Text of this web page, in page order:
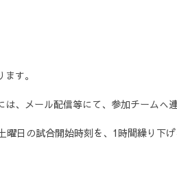
キ
ッ
プ
す。
、メール配信等にて、参加チームへ
日の試合開始時刻を、1時間繰り下げ